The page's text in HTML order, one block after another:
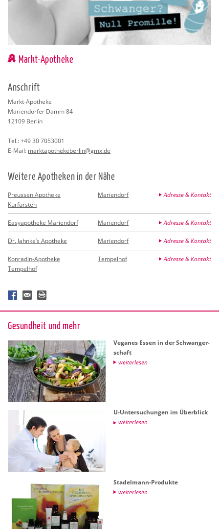
Markt-Apotheke
An­schrift
Markt-Apo­the­ke
Ma­ri­en­dor­fer Damm 84
12109 Ber­lin
Tel.:+49 30 7053001
E-Mail: marktapo­the­ke­ber­lin@​gmx.​de
Wei­te­re Apo­the­ken in der Nähe
Preussen Apotheke
Kurfürsten
Mariendorf Adresse & Kontakt
Easyapotheke Mariendorf Mariendorf Adresse & Kontakt
Dr. Jahnke’s Apotheke Mariendorf Adresse & Kontakt
Konradin-Apotheke
Tempelhof
Tempelhof Adresse & Kontakt
Ge­sund­heit und mehr
Ve­ga­nes Essen in der Schwan­ger­
schaft
wei­ter­le­sen
U-Un­ter­su­chun­gen im Über­blick
wei­ter­le­sen
Sta­del­mann-Pro­duk­te
wei­ter­le­sen